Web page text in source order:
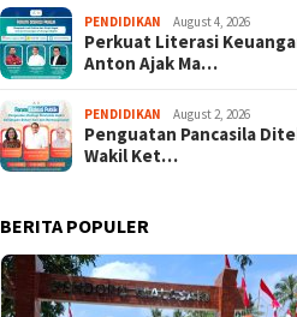
Ekspedisi Bogor Biru di
Pangradin Bangun Kesadaran
Masyarakat Sungai Bebas
Sampah
PENDIDIKAN August 4, 2026
Perkuat Literasi
Anton Ajak Ma…
PENDIDIKAN August 2, 2026
Penguatan Pancasila
Wakil Ket…
BERITA POPULER